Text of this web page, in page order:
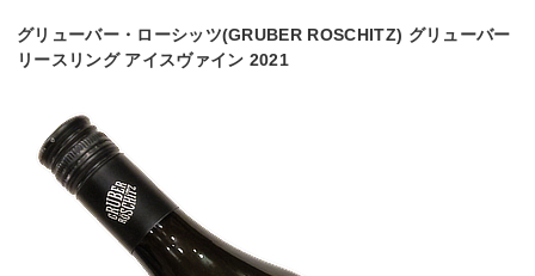
グリューバー・ローシッツ(GRUBER ROSCHITZ) グリューバー
リースリング アイスヴァイン 2021